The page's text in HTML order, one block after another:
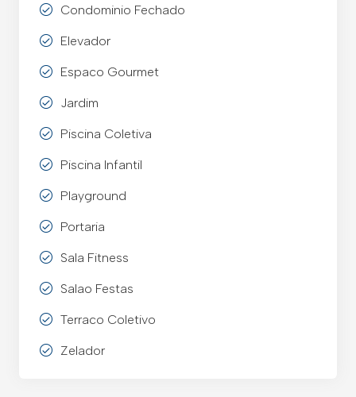
Condominio Fechado
Elevador
Espaco Gourmet
Jardim
Piscina Coletiva
Piscina Infantil
Playground
Portaria
Sala Fitness
Salao Festas
Terraco Coletivo
Zelador